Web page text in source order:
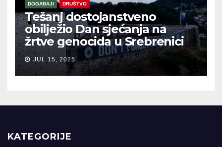
DOGAĐAJI DRUŠTVO
Tešanj dostojanstveno
obilježio Dan sjećanja na
žrtve genocida u Srebrenici
JUL 15, 2025
KATEGORIJE